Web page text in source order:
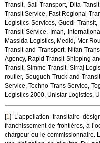
Transit, Sail Transport, Dita
Transit Service, Fast Regional
Logistics Services, Guedi
Transit Service, Iman,
Massida Logistics, Medid, Mer
Transit and Transport, Nifan
Agency, Rapid Transit Shipping
Transit, Simme Transit, Sirraj
routier, Sougueh Truck and
Service, Techno-Trans Service,
Logistics 2000, Unistar Logistics,
[1]
L’appellation transitaire
franchissement de frontières, à
chargeur ou le commissionnaire.